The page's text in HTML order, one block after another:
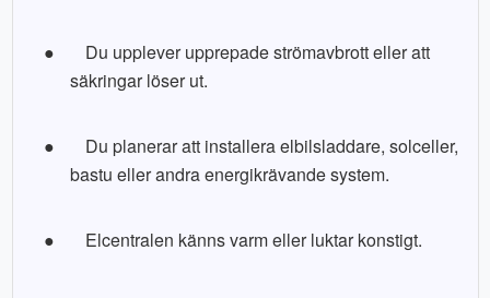
●
Du upplever upprepade strömavbrott eller att
säkringar löser ut.
●
Du planerar att installera elbilsladdare, solceller,
bastu eller andra energikrävande system.
● Elcentralen känns varm eller luktar konstigt.